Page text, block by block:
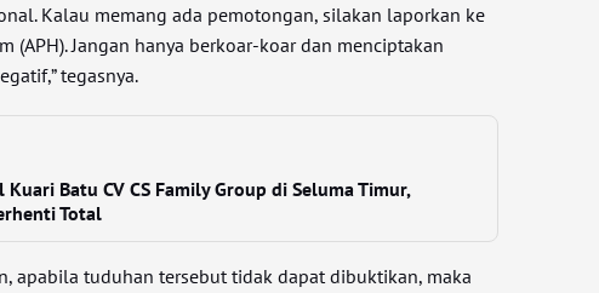
Kalau memang ada pemotongan, silakan laporkan ke
(APH). Jangan hanya berkoar-koar dan menciptakan
tegasnya.
Kuari Batu CV CS Family Group di Seluma Timur,
Total
apabila tuduhan tersebut tidak dapat dibuktikan, maka